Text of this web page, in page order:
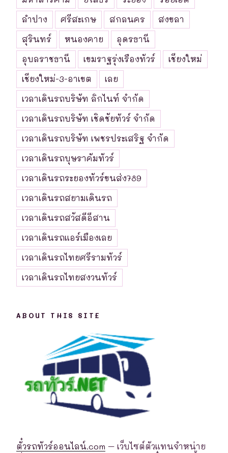
ลำปาง
ศรีสะเกษ สกลนคร
สงขลา
สุรินทร์
หนองคาย
อุดรธานี
อุบลราชธานี
เขมราฐรุ่งเรืองทัวร์
เชียงใหม่
เชียงใหม่-3-อาเขต
เลย
เวลาเดินรถบริษัท ลิกไนท์ จำกัด
เวลาเดินรถบริษัท เชิดชัยทัวร์ จำกัด
เวลาเดินรถบริษัท เพชรประเสริฐ จำกัด
เวลาเดินรถบุษราคัมทัวร์
เวลาเดินรถระยองทัวร์ขนส่ง789
เวลาเดินรถสยามเดินรถ
เวลาเดินรถสวัสดีอีสาน
เวลาเดินรถแอร์เมืองเลย
เวลาเดินรถไทยศรีรามทัวร์
เวลาเดินรถไทยสงวนทัวร์
ABOUT THIS SITE
ตั๋วรถทัวร์ออนไลน์.com – เว็บไซต์ตัวแทนจำหน่าย